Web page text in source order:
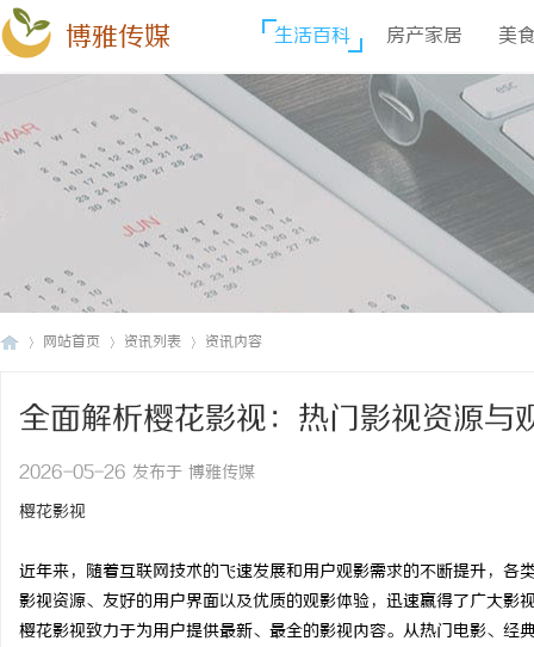
博雅传媒 生活百科 房产家居 美
网站首页 资讯列表 资讯内容
全面解析樱花影视：热门影视资源与
2026-05-26 发布于 博雅传媒
樱花影视
近年来，随着互联网技术的飞速发展和用户观影需求的不断提升，
影视资源、友好的用户界面以及优质的观影体验，迅速赢得了广大影
樱花影视致力于为用户提供最新、最全的影视内容。从热门电影、